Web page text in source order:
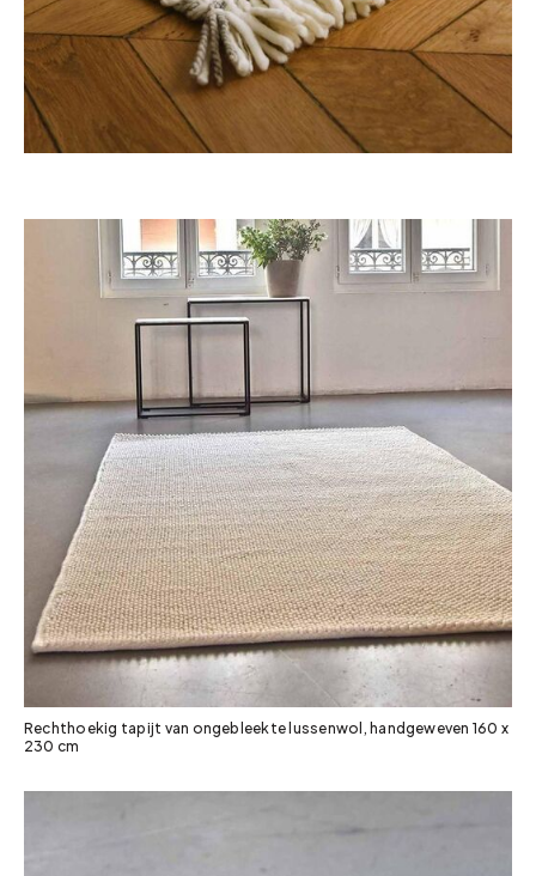
Rechthoekig tapijt van ongebleekte lussenwol, handgeweven 160 x
230 cm